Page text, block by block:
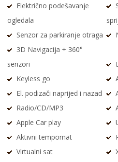
Električno podešavanje
ogledala
Senzor za parkiranje otraga
3D Navigacija + 360°
senzori
Keyless go
El. podizači naprijed i nazad
Radio/CD/MP3
Apple Car play
Aktivni tempomat
Virtualni sat